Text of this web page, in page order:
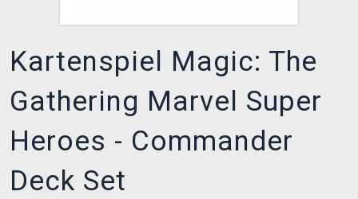
Kartenspiel Magic: The
Gathering Marvel Super
Heroes - Commander
Deck Set